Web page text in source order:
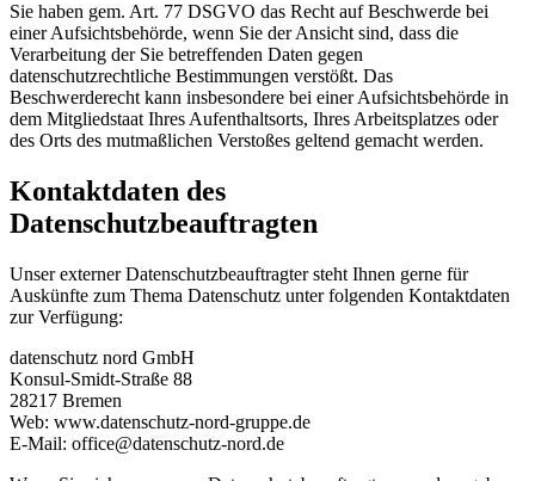
Sie haben gem. Art. 77 DSGVO das Recht auf Beschwerde bei
einer Aufsichtsbehörde, wenn Sie der Ansicht sind, dass die
Verarbeitung der Sie betreffenden Daten gegen
datenschutzrechtliche Bestimmungen verstößt. Das
Beschwerderecht kann insbesondere bei einer Aufsichtsbehörde in
dem Mitgliedstaat Ihres Aufenthaltsorts, Ihres Arbeitsplatzes oder
des Orts des mutmaßlichen Verstoßes geltend gemacht werden.
Kontaktdaten des
Datenschutzbeauftragten
Unser externer Datenschutzbeauftragter steht Ihnen gerne für
Auskünfte zum Thema Datenschutz unter folgenden Kontaktdaten
zur Verfügung:
datenschutz nord GmbH
Konsul-Smidt-Straße 88
28217 Bremen
Web: www.datenschutz-nord-gruppe.de
E-Mail: office@datenschutz-nord.de